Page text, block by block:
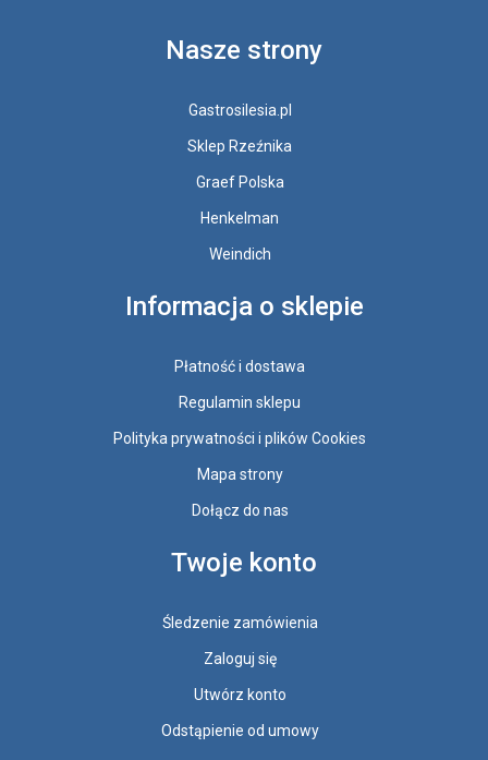
Nasze strony
Gastrosilesia.pl
Sklep Rzeźnika
Graef Polska
Henkelman
Weindich
Informacja o sklepie
Płatność i dostawa
Regulamin sklepu
Polityka prywatności i plików Cookies
Mapa strony
Dołącz do nas
Twoje konto
Śledzenie zamówienia
Zaloguj się
Utwórz konto
Odstąpienie od umowy